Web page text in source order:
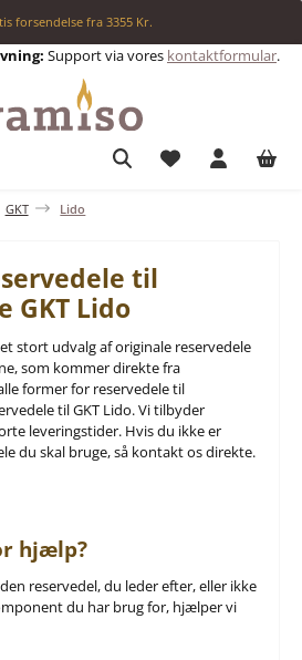
forsendelse fra 3355 Kr.
Support via vores kontaktformular.
Du har 0
GKT Lido
til
GKT Lido
stort udvalg af originale reservedele
som kommer direkte fra
former for reservedele til
til GKT Lido. Vi tilbyder
leveringstider. Hvis du ikke er
du skal bruge, så kontakt os direkte.
hjælp?
reservedel, du leder efter, eller ikke
du har brug for, hjælper vi